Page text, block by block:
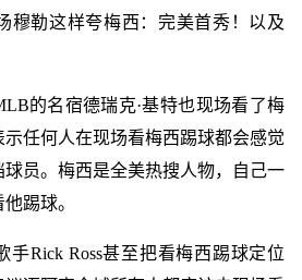
穆勒这样夸梅西：完美首秀！以及
的名宿德瑞克·基特也现场看了梅
任何人在现场看梅西踢球都会感觉
员。梅西是全美热搜人物，自己一
踢球。
手Rick Ross甚至把看梅西踢球定位